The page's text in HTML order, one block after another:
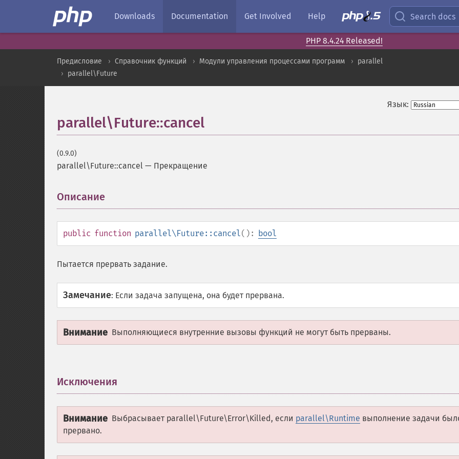
Downloads Documentation Get Involved Help Search docs
PHP 8.4.24 Released!
Предисловие Справочник функций Модули управления процессами программ
parallel
parallel\Future
Язык:
parallel\Future::cancel
(0.9.0)
parallel\Future::cancel — Прекращение
Описание
public function parallel\Future::cancel(): bool
Пытается прервать задание.
Замечание: Если задача запущена, она будет прервана.
Внимание Выполняющиеся внутренние вызовы функций не могут быть прерваны.
Исключения
Внимание Выбрасывает parallel\Future\Error\Killed, если parallel\Runtime выполнение задачи
прервано.